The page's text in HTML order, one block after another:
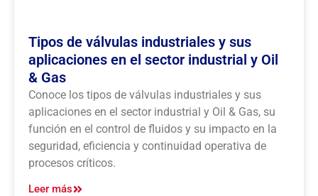
Tipos de válvulas industriales y sus
aplicaciones en el sector industrial y Oil
& Gas
Conoce los tipos de válvulas industriales y sus
aplicaciones en el sector industrial y Oil & Gas, su
función en el control de fluidos y su impacto en la
seguridad, eficiencia y continuidad operativa de
procesos críticos.
Leer más